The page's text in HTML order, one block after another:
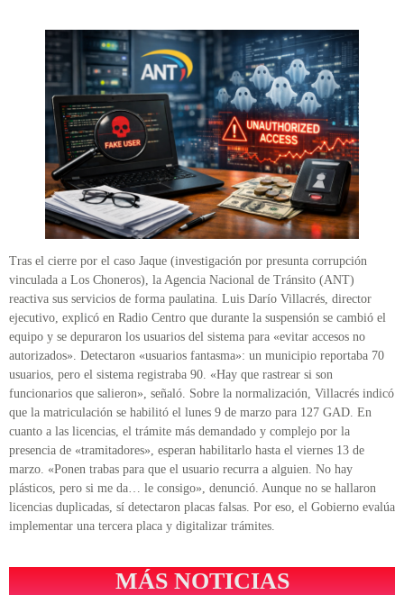
Tras el cierre por el caso Jaque (investigación por presunta corrupción
vinculada a Los Choneros), la Agencia Nacional de Tránsito (ANT)
reactiva sus servicios de forma paulatina. Luis Darío Villacrés, director
ejecutivo, explicó en Radio Centro que durante la suspensión se cambió el
equipo y se depuraron los usuarios del sistema para «evitar accesos no
autorizados». Detectaron «usuarios fantasma»: un municipio reportaba 70
usuarios, pero el sistema registraba 90. «Hay que rastrear si son
funcionarios que salieron», señaló. Sobre la normalización, Villacrés indicó
que la matriculación se habilitó el lunes 9 de marzo para 127 GAD. En
cuanto a las licencias, el trámite más demandado y complejo por la
presencia de «tramitadores», esperan habilitarlo hasta el viernes 13 de
marzo. «Ponen trabas para que el usuario recurra a alguien. No hay
plásticos, pero si me da… le consigo», denunció. Aunque no se hallaron
licencias duplicadas, sí detectaron placas falsas. Por eso, el Gobierno evalúa
implementar una tercera placa y digitalizar trámites.
MÁS NOTICIAS